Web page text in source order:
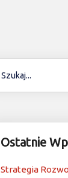
Ostatnie
Strategia